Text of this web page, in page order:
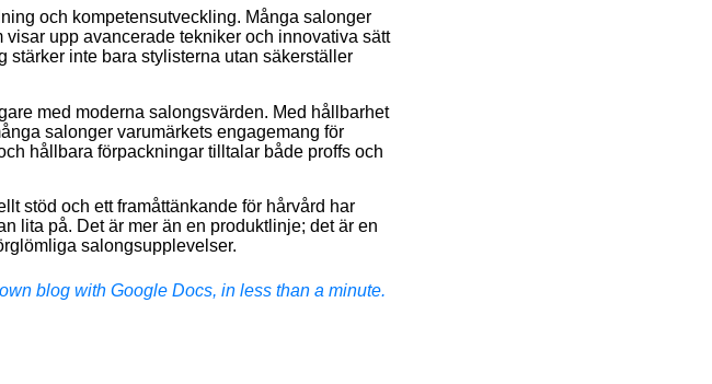
och kompetensutveckling. Många salonger
upp avancerade tekniker och innovativa sätt
stärker inte bara stylisterna utan säkerställer
med moderna salongsvärden. Med hållbarhet
salonger varumärkets engagemang för
hållbara förpackningar tilltalar både proffs och
stöd och ett framåttänkande för hårvård har
lita på. Det är mer än en produktlinje; det är en
salongsupplevelser.
blog with Google Docs, in less than a minute.